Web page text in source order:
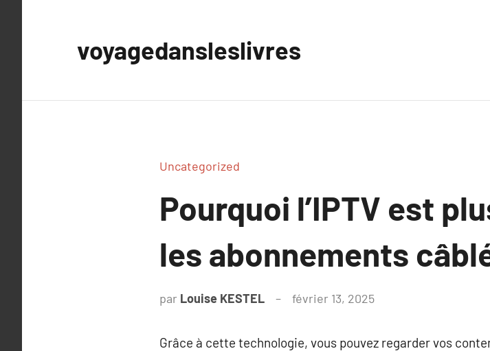
voyagedansleslivres
Uncategorized
Pourquoi l’IPTV est
les abonnements
par Louise KESTEL février 13, 2025
Grâce à cette technologie, vous pouvez regarder vos